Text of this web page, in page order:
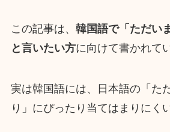
この記事は、 韓国語で「ただい
と言いたい方に向けて書かれて
実は韓国語には、日本語の「た
り」にぴったり当てはまりにく